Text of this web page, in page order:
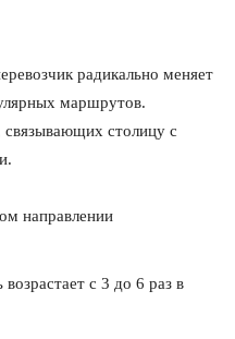
радикально меняет
маршрутов.
связывающих столицу с
направлении
с 3 до 6 раз в